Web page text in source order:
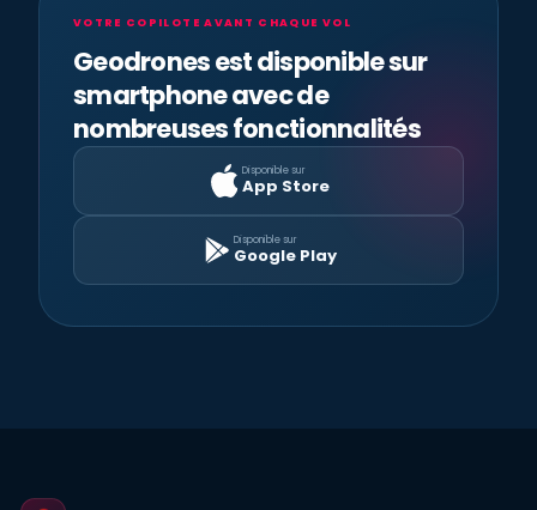
VOTRE COPILOTE AVANT CHAQUE VOL
Geodrones est disponible sur
smartphone avec de
nombreuses fonctionnalités
Disponible sur
App Store
Disponible sur
Google Play